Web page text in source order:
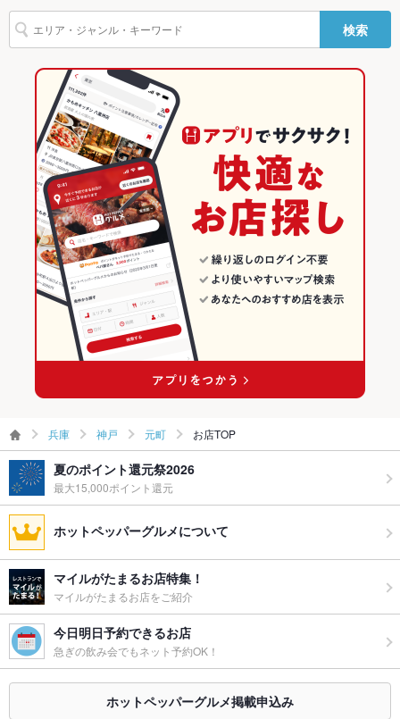
神戸 × 飲茶・点心・餃子
元町駅 × 中華
元町駅 × 飲茶・点心・餃子
元町 × 飲茶・点心・餃子
兵庫
兵庫 × 中華
兵庫 × 飲茶・点心・餃子
兵庫のグルメランキング
兵庫の中華ランキング
兵庫の飲茶・点心・餃子ランキング
神戸のグルメランキング
神戸の中華ランキング
神戸の飲茶・点心・餃子ランキング
元町のグルメランキング
元町の中華ランキング
検索
兵庫 神戸 元町 お店TOP
夏のポイント還元祭2026
最大15,000ポイント還元
ホットペッパーグルメについて
マイルがたまるお店特集！
マイルがたまるお店をご紹介
今日明日予約できるお店
急ぎの飲み会でもネット予約OK！
ホットペッパーグルメ掲載申込み